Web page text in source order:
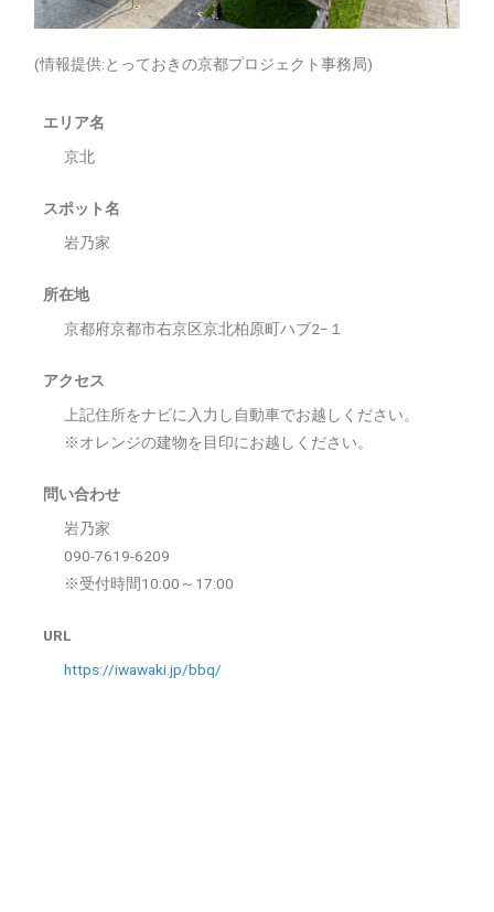
(情報提供:とっておきの京都プロジェクト事務局)
エリア名
京北
スポット名
岩乃家
所在地
京都府京都市右京区京北柏原町ハブ2−１
アクセス
上記住所をナビに入力し自動車でお越しください。
※オレンジの建物を目印にお越しください。
問い合わせ
岩乃家
090-7619-6209
※受付時間10:00～17:00
URL
https://iwawaki.jp/bbq/